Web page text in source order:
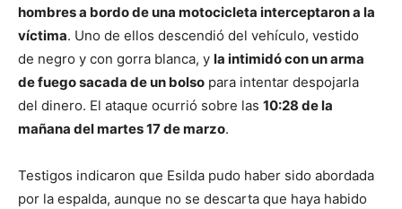
hombres a bordo de una motocicleta interceptaron a la
víctima. Uno de ellos descendió del vehículo, vestido
de negro y con gorra blanca, y la intimidó con un arma
de fuego sacada de un bolso para intentar despojarla
del dinero. El ataque ocurrió sobre las 10:28 de la
mañana del martes 17 de marzo.
Testigos indicaron que Esilda pudo haber sido abordada
por la espalda, aunque no se descarta que haya habido